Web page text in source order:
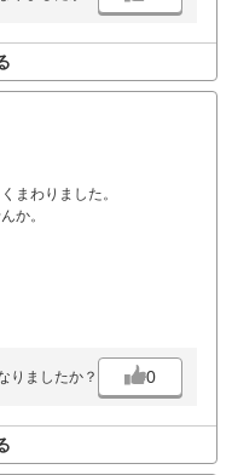
まわりました。
か。
りましたか？ 0